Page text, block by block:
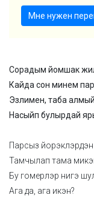
Мне нужен
Сорадым йомшак
Кайда сон минем
Эзлимен, таба
Насыйп булырдай
Парсыз
Тамчылап тама
Бу гомерлэр нигэ
Ага да, ага икэн?